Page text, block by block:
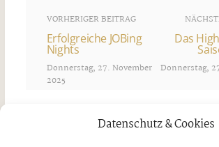
Datenschutz & Cookies
VORHERIGER BEITRAG
Erfolgreiche JOBing
Nights
Donnerstag, 27. November
2025
Das
Donnerstag,